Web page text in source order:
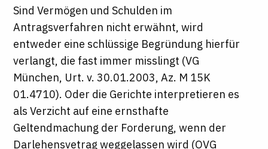
Sind Vermögen und Schulden im
Antragsverfahren nicht erwähnt, wird
entweder eine schlüssige Begründung hierfür
verlangt, die fast immer misslingt (VG
München, Urt. v. 30.01.2003, Az. M 15K
01.4710). Oder die Gerichte interpretieren es
als Verzicht auf eine ernsthafte
Geltendmachung der Forderung, wenn der
Darlehensvetrag weggelassen wird (OVG